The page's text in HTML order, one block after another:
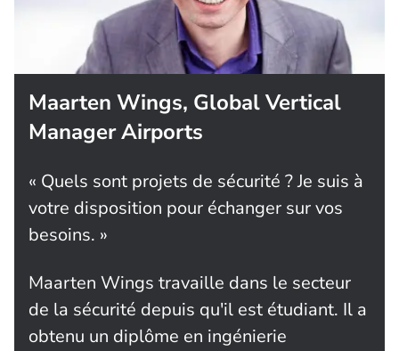
Maarten Wings, Global Vertical
Manager Airports
« Quels sont projets de sécurité ? Je suis à
votre disposition pour échanger sur vos
besoins. »
Maarten Wings travaille dans le secteur
de la sécurité depuis qu'il est étudiant. Il a
obtenu un diplôme en ingénierie